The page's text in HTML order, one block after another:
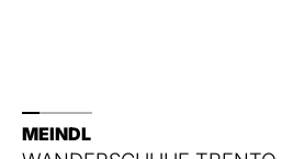
MEINDL